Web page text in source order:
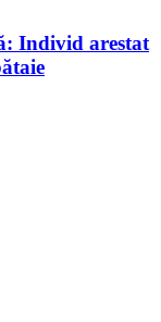
Individ arestat